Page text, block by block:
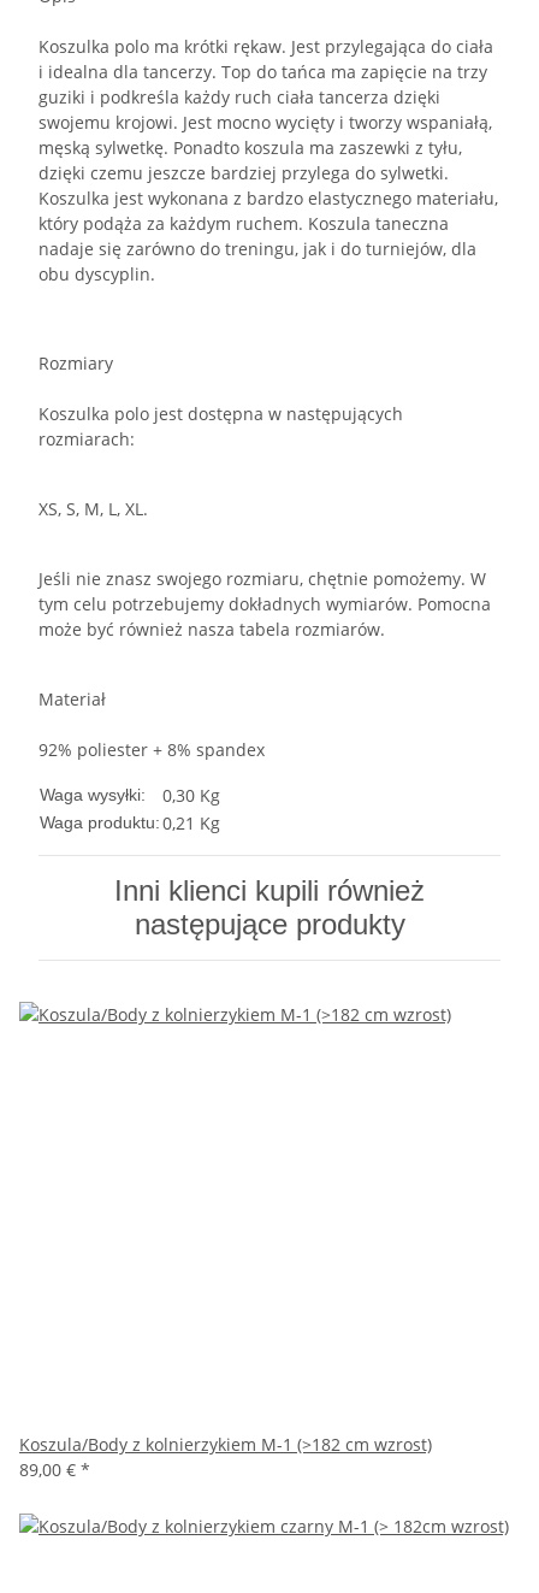
Koszulka polo ma krótki rękaw. Jest przylegająca do ciała
i idealna dla tancerzy. Top do tańca ma zapięcie na trzy
guziki i podkreśla każdy ruch ciała tancerza dzięki
swojemu krojowi. Jest mocno wycięty i tworzy wspaniałą,
męską sylwetkę. Ponadto koszula ma zaszewki z tyłu,
dzięki czemu jeszcze bardziej przylega do sylwetki.
Koszulka jest wykonana z bardzo elastycznego materiału,
który podąża za każdym ruchem. Koszula taneczna
nadaje się zarówno do treningu, jak i do turniejów, dla
obu dyscyplin.
Rozmiary
Koszulka polo jest dostępna w następujących
rozmiarach:
XS, S, M, L, XL.
Jeśli nie znasz swojego rozmiaru, chętnie pomożemy. W
tym celu potrzebujemy dokładnych wymiarów. Pomocna
może być również nasza tabela rozmiarów.
Materiał
92% poliester + 8% spandex
Waga wysyłki: 0,30 Kg
Waga produktu:0,21 Kg
Inni klienci kupili również
następujące produkty
Koszula/Body z kolnierzykiem M-1 (>182 cm wzrost)
89,00 € *